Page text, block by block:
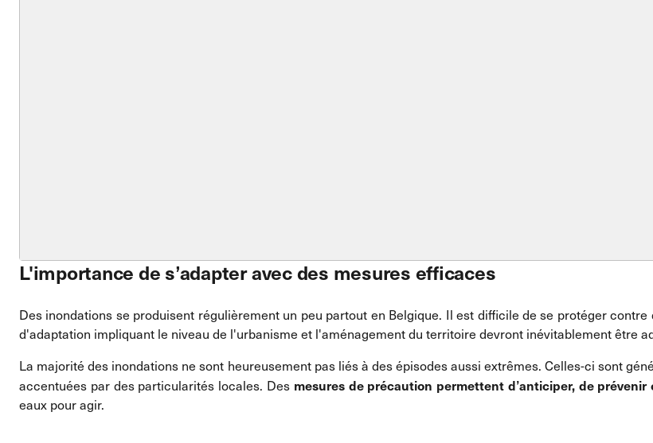
L'importance de s’adapter avec des mesures efficaces
Des inondations se produisent régulièrement un peu partout en Belgique. Il est difficile de se protéger
d'adaptation impliquant le niveau de l'urbanisme et l'aménagement du territoire devront inévitablement être
La majorité des inondations ne sont heureusement pas liés à des épisodes aussi extrêmes. Celles-ci sont
accentuées par des particularités locales. Des mesures de précaution permettent d’anticiper, de
eaux pour agir.